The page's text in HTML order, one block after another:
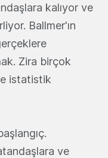
kalıyor ve
Ballmer'ın
Zira birçok
istatistik
ve